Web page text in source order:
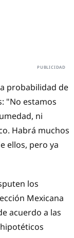
probabilidad de
"No estamos
ni
Habrá muchos
ellos, pero ya
los
Mexicana
acuerdo a las